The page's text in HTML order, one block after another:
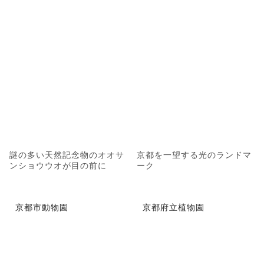
謎の多い天然記念物のオオサ
ンショウウオが目の前に
京都を一望する光のランドマ
ーク
京都市動物園 京都府立植物園